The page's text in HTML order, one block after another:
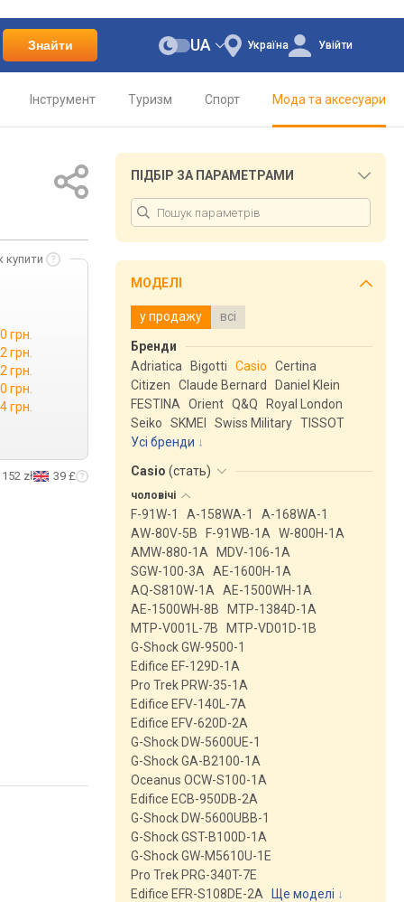
Знайти Україна
UA Увійти
Інструмент Туризм Спорт Мода та аксесуари
купити
грн.
грн.
грн.
грн.
грн.
152 zł 39 £
ПІДБІР ЗА ПАРАМЕТРАМИ
МОДЕЛІ
у продажу всі
Бренди
Adriatica
Bigotti Casio
Certina
Citizen
Claude Bernard
Daniel Klein
FESTINA
Orient Q&Q
Royal London
Seiko
SKMEI Swiss Military TISSOT
Усі бренди
Casio (стать)
чоловічі
F-91W-1 A-158WA-1
A-168WA-1
AW-80V-5B
F-91WB-1A
W-800H-1A
AMW-880-1A
MDV-106-1A
SGW-100-3A
AE-1600H-1A
AQ-S810W-1A
AE-1500WH-1A
AE-1500WH-8B
MTP-1384D-1A
MTP-V001L-7B
MTP-VD01D-1B
G-Shock GW-9500-1
Edifice EF-129D-1A
Pro Trek PRW-35-1A
Edifice EFV-140L-7A
Edifice EFV-620D-2A
G-Shock DW-5600UE-1
G-Shock GA-B2100-1A
Oceanus OCW-S100-1A
Edifice ECB-950DB-2A
G-Shock DW-5600UBB-1
G-Shock GST-B100D-1A
G-Shock GW-M5610U-1E
Pro Trek PRG-340T-7E
Edifice EFR-S108DE-2A
Ще моделі ↓